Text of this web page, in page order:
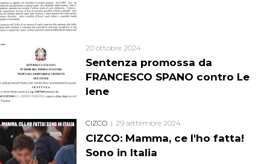
Sentenza promossa da
FRANCESCO SPANO contro Le
Iene
20 ottobre 2024
CIZCO: Mamma, ce l'ho fatta!
Sono in Italia
CIZCO 29 settembre 2024